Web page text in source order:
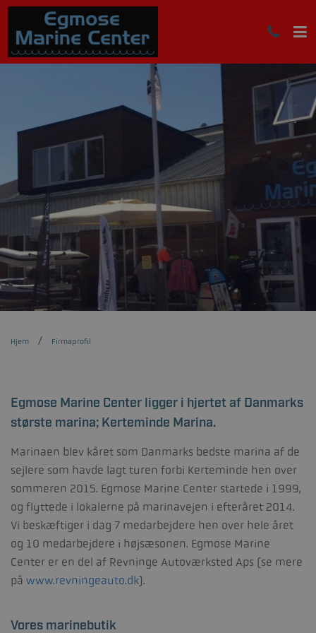
Hjem Firmaprofil
Egmose Marine Center ligger i hjertet af Danmarks
største marina; Kerteminde Marina.
Marinaen blev kåret som Danmarks bedste marina af de
sejlere som havde lagt turen forbi Kerteminde hen over
sommeren 2015. Egmose Marine Center startede i 1999,
og flyttede i lokalerne på marinavejen i efteråret 2014.
Vi beskæftiger i dag 7 medarbejdere hen over hele året
og 10 medarbejdere i højsæsonen. Egmose Marine
Center er en del af Revninge Autoværksted Aps (se mere
på www.revningeauto.dk).
Vores marinebutik